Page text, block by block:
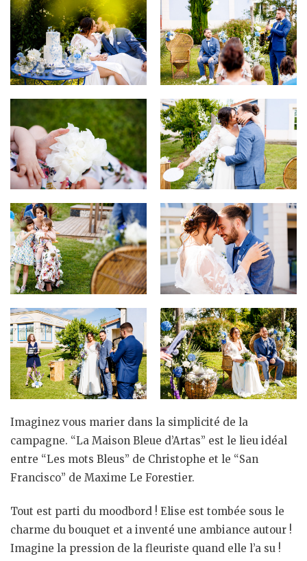
Imaginez vous marier dans la simplicité de la
campagne. “La Maison Bleue d’Artas” est le lieu idéal
entre “Les mots Bleus” de Christophe et le “San
Francisco” de Maxime Le Forestier.
Tout est parti du moodbord ! Elise est tombée sous le
charme du bouquet et a inventé une ambiance autour !
Imagine la pression de la fleuriste quand elle l’a su !